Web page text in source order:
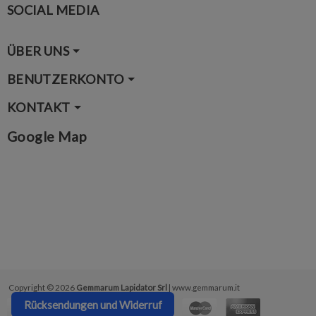
SOCIAL MEDIA
ÜBER UNS
BENUTZERKONTO
KONTAKT
Google Map
Copyright © 2026 Gemmarum Lapidator Srl | www.gemmarum.it
Rücksendungen und Widerruf